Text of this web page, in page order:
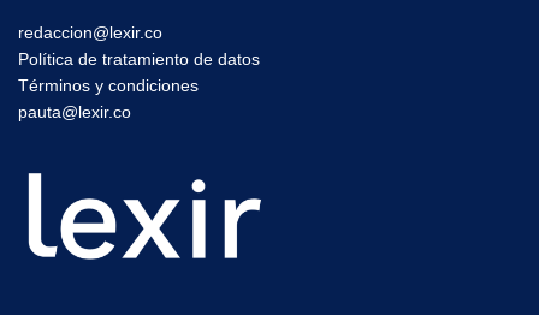
redaccion@lexir.co
Política de tratamiento de datos
Términos y condiciones
pauta@lexir.co